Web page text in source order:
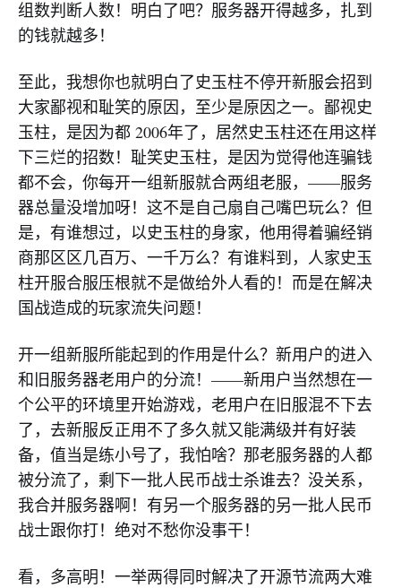
组数判断人数！明白了吧？服务器开得越多，扎到
的钱就越多！
至此，我想你也就明白了史玉柱不停开新服会招到
大家鄙视和耻笑的原因，至少是原因之一。鄙视史
玉柱，是因为都 2006年了，居然史玉柱还在用这样
下三烂的招数！耻笑史玉柱，是因为觉得他连骗钱
都不会，你每开一组新服就合两组老服，——服务
器总量没增加呀！这不是自己扇自己嘴巴玩么？但
是，有谁想过，以史玉柱的身家，他用得着骗经销
商那区区几百万、一千万么？有谁料到，人家史玉
柱开服合服压根就不是做给外人看的！而是在解决
国战造成的玩家流失问题！
开一组新服所能起到的作用是什么？新用户的进入
和旧服务器老用户的分流！——新用户当然想在一
个公平的环境里开始游戏，老用户在旧服混不下去
了，去新服反正用不了多久就又能满级并有好装
备，值当是练小号了，我怕啥？那老服务器的人都
被分流了，剩下一批人民币战士杀谁去？没关系，
我合并服务器啊！有另一个服务器的另一批人民币
战士跟你打！绝对不愁你没事干！
看，多高明！一举两得同时解决了开源节流两大难